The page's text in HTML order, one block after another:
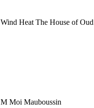
Wind Heat The House of Oud
M Moi Mauboussin